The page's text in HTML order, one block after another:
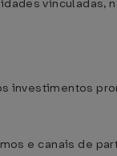
vinculadas,
e canais de